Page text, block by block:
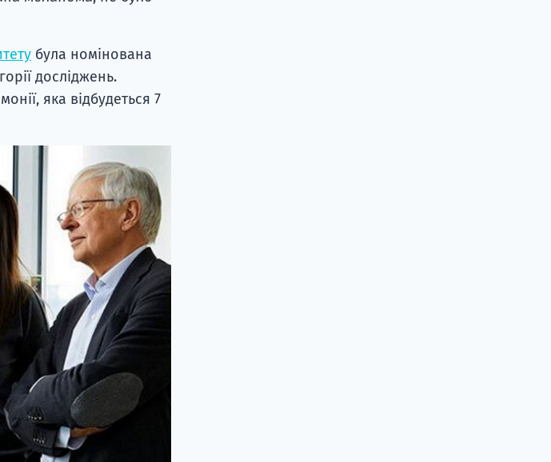
була номінована
досліджень.
яка відбудеться 7